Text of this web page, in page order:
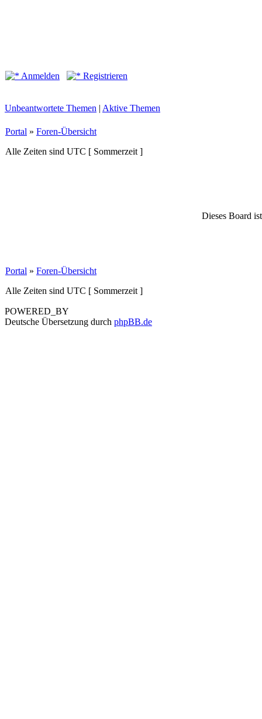
Anmelden Registrieren
Unbeantwortete Themen | Aktive Themen
Portal » Foren-Übersicht
Alle Zeiten sind UTC [ Sommerzeit ]
Dieses Board
Portal » Foren-Übersicht
Alle Zeiten sind UTC [ Sommerzeit ]
POWERED_BY
Deutsche Übersetzung durch phpBB.de